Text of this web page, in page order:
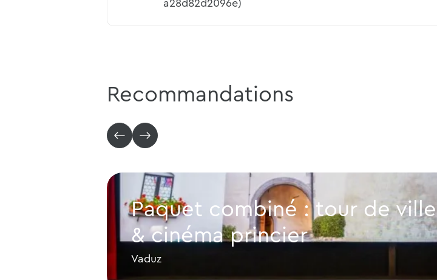
a28d82d2096e)
Recommandations
Paquet combiné : tour de ville
& cinéma princier
Vaduz
Paquet combiné : tour de ville & cinéma princier